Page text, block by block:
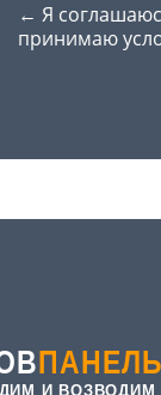
← Я
принимаю
ПАНЕЛЬ
И ВОЗВОДИМ